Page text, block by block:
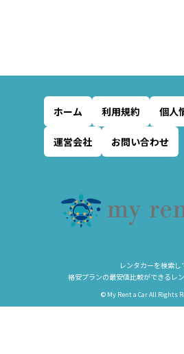
ホーム 利用規約 個人
運営会社 お問い合わせ
レンタカーを検索し
格安プランの最安値比較ができるレ
© My Rent a Car All Rights